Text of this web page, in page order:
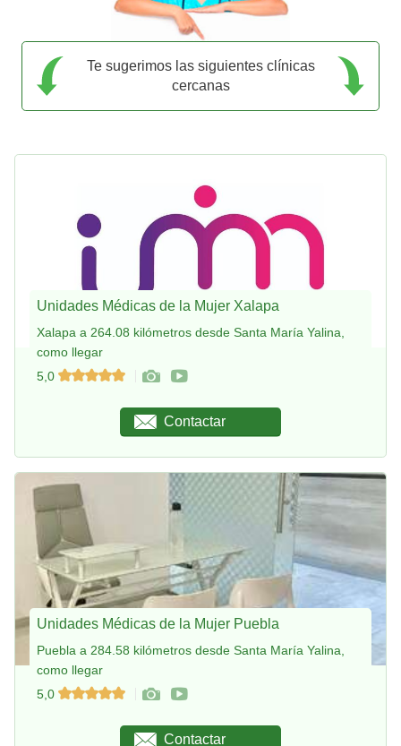
Te sugerimos las siguientes clínicas
cercanas
Unidades Médicas de la Mujer Xalapa
Xalapa a 264.08 kilómetros desde Santa María Yalina,
como llegar
5,0
Contactar
Unidades Médicas de la Mujer Puebla
Puebla a 284.58 kilómetros desde Santa María Yalina,
como llegar
5,0
Contactar